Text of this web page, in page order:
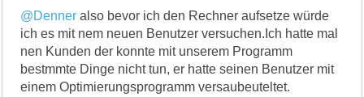
@Denner also bevor ich den Rechner aufsetze würde
ich es mit nem neuen Benutzer versuchen.Ich hatte mal
nen Kunden der konnte mit unserem Programm
bestmmte Dinge nicht tun, er hatte seinen Benutzer mit
einem Optimierungsprogramm versaubeuteltet.